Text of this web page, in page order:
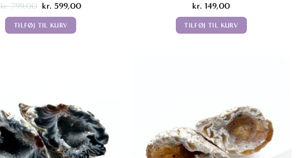
kr.799,00 Den
pris
var:
kr. 599,00Den
TILFØJ TIL KURV
kr. 149,00
TILFØJ TIL KURV